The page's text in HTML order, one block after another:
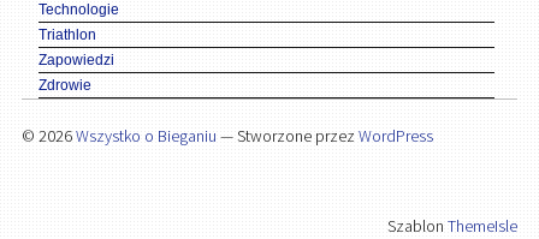
Technologie
Triathlon
Zapowiedzi
Zdrowie
© 2026Wszystko o Bieganiu — Stworzone przez WordPress
SzablonThemeIsle